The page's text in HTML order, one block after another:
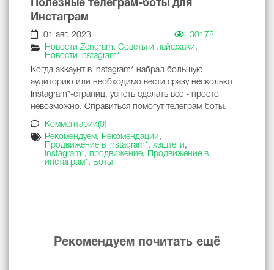
Полезные телеграм-боты для
Инстаграм
01 авг. 2023
30178
Новости Zengram, Советы и лайфхаки,
Новости Instagram*
Когда аккаунт в Instagram* набрал большую
аудиторию или необходимо вести сразу несколько
Instagram*-страниц, успеть сделать все - просто
невозможно. Справиться помогут телеграм-боты.
Комментарии(0)
Рекомендуем, Рекомендации,
Продвижение в Instagram*, хэштеги,
instagram*, продвижение,
Продвижение в
инстаграм*, Боты
Рекомендуем почитать ещё